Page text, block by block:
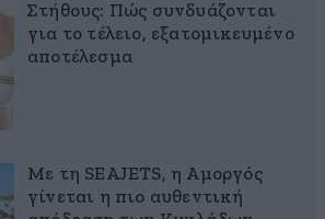
Στήθους: Πώς συνδυάζονται
για το τέλειο, εξατομικευμένο
αποτέλεσμα
Με τη SEAJETS, η Αμοργός
γίνεται η πιο αυθεντική